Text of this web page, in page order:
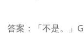
答案：「不是。」